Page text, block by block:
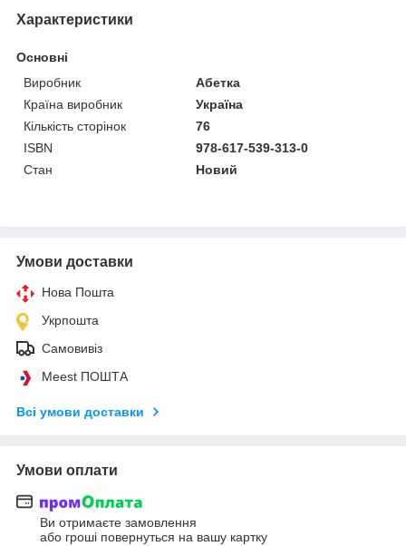
Характеристики
Основні
Виробник
Абетка
Країна виробник
Україна
Кількість сторінок
76
ISBN
978-617-539-313-0
Стан
Новий
Умови доставки
Нова Пошта
Укрпошта
Самовивіз
Meest ПОШТА
Всі умови доставки
Умови оплати
Ви отримаєте замовлення
або гроші повернуться на вашу картку